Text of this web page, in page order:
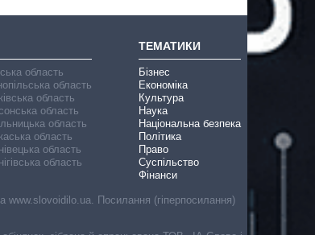
область
область
область
область
область
область
область
область
ТЕМАТИКИ
Бізнес
Економіка
Культура
Наука
Національна безпека
Політика
Право
Суспільство
Фінанси
www.slovoidilo.ua. Посилання (гіперпосилання)